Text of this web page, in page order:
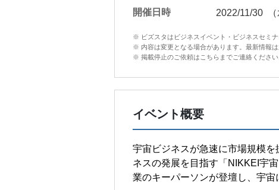
開催日時 2022/11/30
※ ビズスタはビジネスイベント・ビジネスセミナ
※ 内容は変更となる場合があります。最新情報
※ 掲載停止のご依頼はこちらまでご連絡くださ
イベント概要
宇宙ビジネスが急速に市場規模
ネスの発展を目指す「NIKKEI宇
業のキーパーソンが登壇し、宇宙